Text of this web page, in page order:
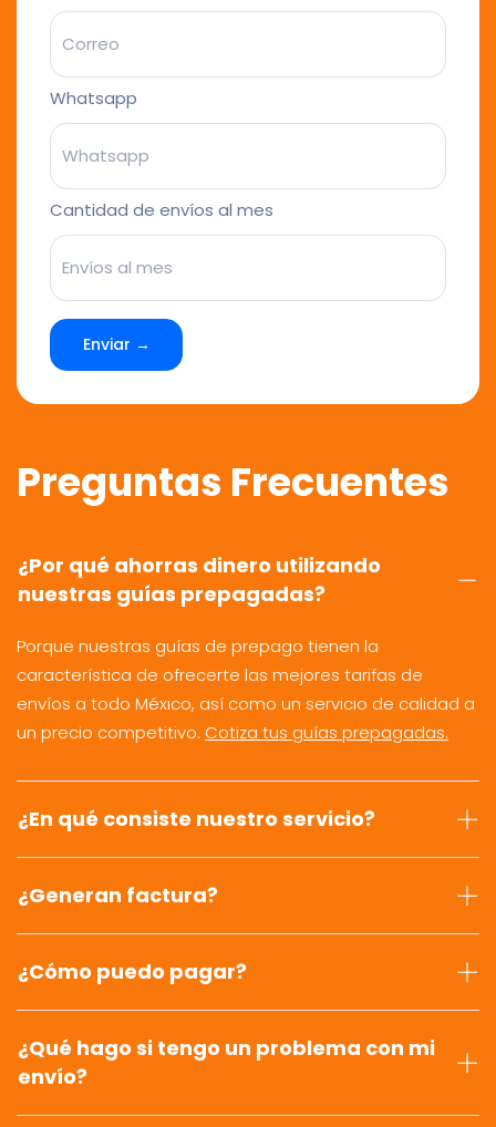
Whatsapp
Cantidad de envíos al mes
Enviar →
Preguntas Frecuentes
¿Por qué ahorras dinero utilizando
nuestras guías prepagadas?
Porque nuestras guías de prepago tienen la
característica de ofrecerte las mejores tarifas de
envíos a todo México, así como un servicio de calidad a
un precio competitivo. Cotiza tus guías prepagadas.
¿En qué consiste nuestro servicio?
¿Generan factura?
¿Cómo puedo pagar?
¿Qué hago si tengo un problema con mi
envío?